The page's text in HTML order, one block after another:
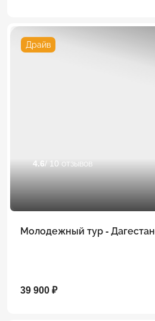
Драйв
4.6/ 10 отзывов
Молодежный тур -
39 900 ₽